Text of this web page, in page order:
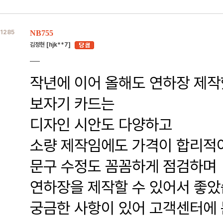
1285 NB755
김정현 [hjk**7]
작년에 이어 올해도 연하장 제
보자기 카드는
디자인 시안도 다양하고
소량 제작임에도 가격이 합리적
문구 수정도 꼼꼼하게 점검하며
연하장을 제작할 수 있어서 좋
궁금한 사항이 있어 고객센터에